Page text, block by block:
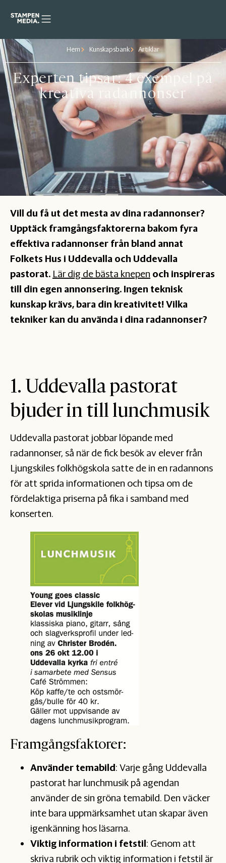
Hem Kunskapsbank Artiklar
Experten tipsar: 4 exempel på
kreativa radannonser
Vill du få ut det mesta av dina radannonser?
Upptäck framgångsfaktorerna bakom fyra
effektiva radannonser från bland annat
Folkets Hus i Uddevalla och Uddevalla
pastorat. Lär dig de bästa knepen och inspireras
till din egen annonsering. Ingen teknisk
kunskap krävs, bara din kreativitet! Vilka
tekniker kan du använda i dina radannonser?
1. Uddevalla pastorat
bjuder in till lunchmusik
Uddevalla pastorat jobbar löpande med
radannonser, så när de fick besök av elever från
Ljungskiles folkhögskola satte de in en radannons
för att sprida informationen och tipsa om de
fördelaktiga priserna på fika i samband med
konserten.
Framgångsfaktorer:
Använder temabild: Varje gång Uddevalla
pastorat har lunchmusik på agendan
använder de sin gröna temabild. Den väcker
inte bara uppmärksamhet utan skapar även
igenkänning hos läsarna.
Viktig information i fetstil: Genom att
skriva rubrik och viktig information i fetstil är